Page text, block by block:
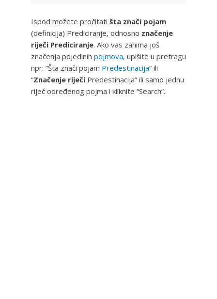
Ispod možete pročitati šta znači pojam
(definicija) Prediciranje, odnosno značenje
riječi Prediciranje. Ako vas zanima još
značenja pojedinih pojmova, upišite u pretragu
npr. “Šta znači pojam Predestinacija” ili
“Značenje riječi Predestinacija” ili samo jednu
riječ određenog pojma i kliknite “Search”.